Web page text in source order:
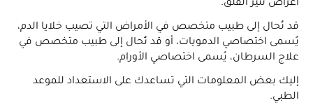
أعراض تثير القلق.
قد تُحال إلى طبيب متخصص في الأمراض التي تصيب خلايا الدم،
يُسمى اختصاصي الدمويات، أو قد تُحال إلى طبيب متخصص في
علاج السرطان، يُسمى اختصاصي الأورام.
إليك بعض المعلومات التي تساعدك على الاستعداد للموعد
الطبي.